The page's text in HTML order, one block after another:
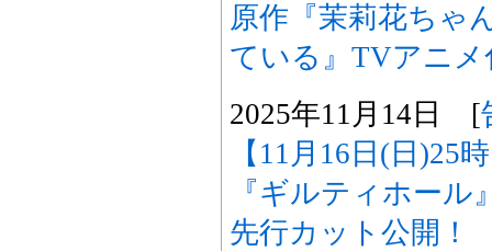
原作『茉莉花ちゃ
ている』TVアニメ
2025年11月14日 [
【11月16日(日)25
『ギルティホー
先行カット公開！